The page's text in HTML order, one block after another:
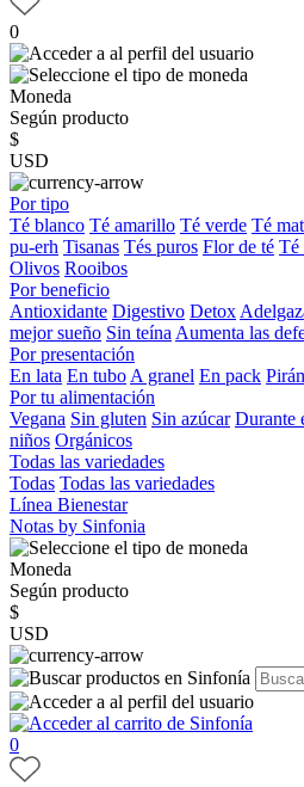
0
Moneda
Según producto
$
USD
Por tipo
Té blanco Té amarillo Té verde Té
pu-erh Tisanas Tés puros Flor de té Té
Olivos Rooibos
Por beneficio
Antioxidante Digestivo Detox
mejor sueño Sin teína Aumenta las
Por presentación
En lata En tubo A granel En pack
Por tu alimentación
Vegana Sin gluten Sin azúcar Durante
niños Orgánicos
Todas las variedades
Todas Todas las variedades
Línea Bienestar
Notas by Sinfonia
Moneda
Según producto
$
USD
0